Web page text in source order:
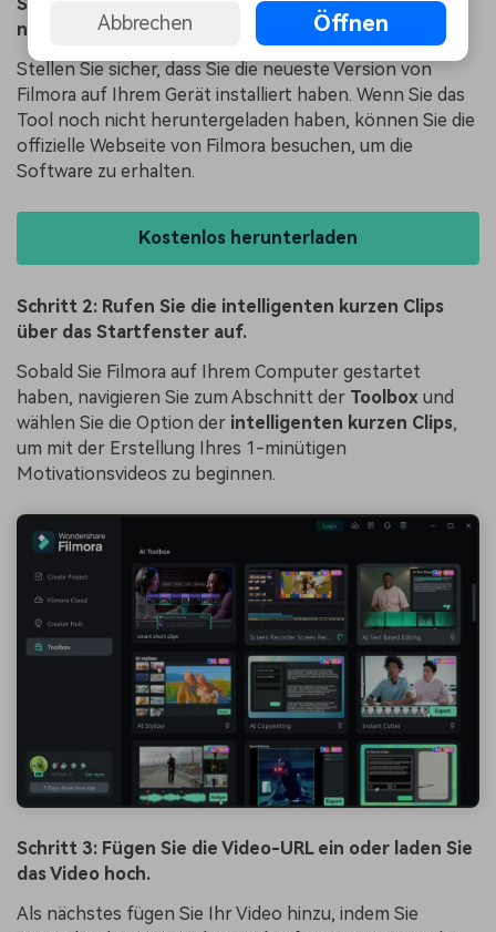
neueste Version von Filmora
Stellen Sie sicher, dass Sie die neueste Version von
Filmora auf Ihrem Gerät installiert haben. Wenn Sie das
Tool noch nicht heruntergeladen haben, können Sie die
offizielle Webseite von Filmora besuchen, um die
Software zu erhalten.
Kostenlos herunterladen
Schritt 2: Rufen Sie die intelligenten kurzen Clips
über das Startfenster auf.
Sobald Sie Filmora auf Ihrem Computer gestartet
haben, navigieren Sie zum Abschnitt der Toolbox und
wählen Sie die Option der intelligenten kurzen Clips,
um mit der Erstellung Ihres 1-minütigen
Motivationsvideos zu beginnen.
Schritt 3: Fügen Sie die Video-URL ein oder laden Sie
das Video hoch.
Als nächstes fügen Sie Ihr Video hinzu, indem Sie
Abbrechen Öffnen